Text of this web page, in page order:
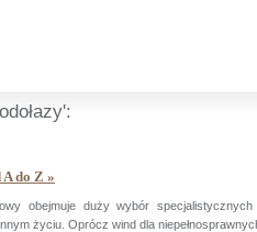
do Z »
obejmuje duży wybór specjalistycznych
życiu. Oprócz wind dla